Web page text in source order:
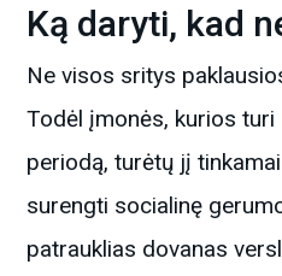
Ką daryti, kad
Ne visos sritys
Todėl įmonės, kurios
periodą, turėtų jį
surengti socialinę
patrauklias dovanas